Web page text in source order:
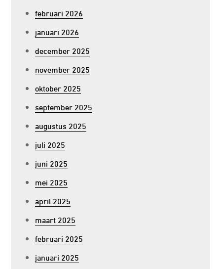
februari 2026
januari 2026
december 2025
november 2025
oktober 2025
september 2025
augustus 2025
juli 2025
juni 2025
mei 2025
april 2025
maart 2025
februari 2025
januari 2025